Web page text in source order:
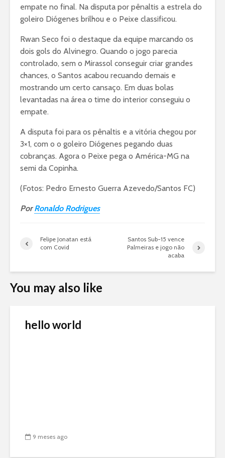
empate no final. Na disputa por pênaltis a estrela do
goleiro Diógenes brilhou e o Peixe classificou.
Rwan Seco foi o destaque da equipe marcando os
dois gols do Alvinegro. Quando o jogo parecia
controlado, sem o Mirassol conseguir criar grandes
chances, o Santos acabou recuando demais e
mostrando um certo cansaço. Em duas bolas
levantadas na área o time do interior conseguiu o
empate.
A disputa foi para os pênaltis e a vitória chegou por
3×1, com o o goleiro Diógenes pegando duas
cobranças. Agora o Peixe pega o América-MG na
semi da Copinha.
(Fotos: Pedro Ernesto Guerra Azevedo/Santos FC)
PorRonaldo Rodrigues
Felipe Jonatan está
com Covid
Santos Sub-15 vence
Palmeiras e jogo não
acaba
You may also like
hello world
9 meses ago